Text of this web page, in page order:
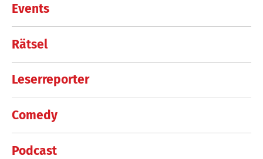
Events
Rätsel
Leserreporter
Comedy
Podcast